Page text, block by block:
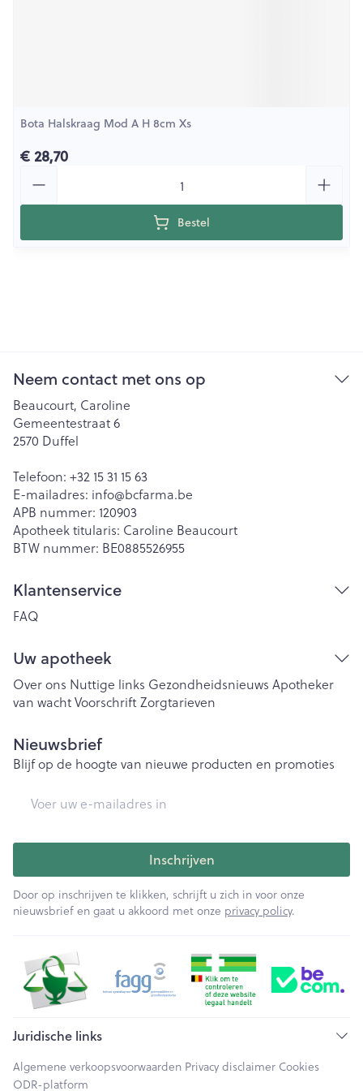
Bota Halskraag Mod A H 8cm Xs
€ 28,70
Bestel
Neem contact met ons op
Beaucourt, Caroline
Gemeentestraat 6
2570 Duffel
Telefoon: +32 15 31 15 63
E-mailadres: info@bcfarma.be
APB nummer: 120903
Apotheek titularis: Caroline Beaucourt
BTW nummer: BE0885526955
Klantenservice
FAQ
Uw apotheek
Over ons Nuttige links Gezondheidsnieuws Apotheker
van wachtVoorschriftZorgtarieven
Nieuwsbrief
Blijf op de hoogte van nieuwe producten en promoties
Inschrijven
Door op inschrijven te klikken, schrijft u zich in voor onze
nieuwsbrief en gaat u akkoord met onze privacy policy.
Juridische links
Algemene verkoopsvoorwaarden Privacy disclaimer Cookies
ODR-platform